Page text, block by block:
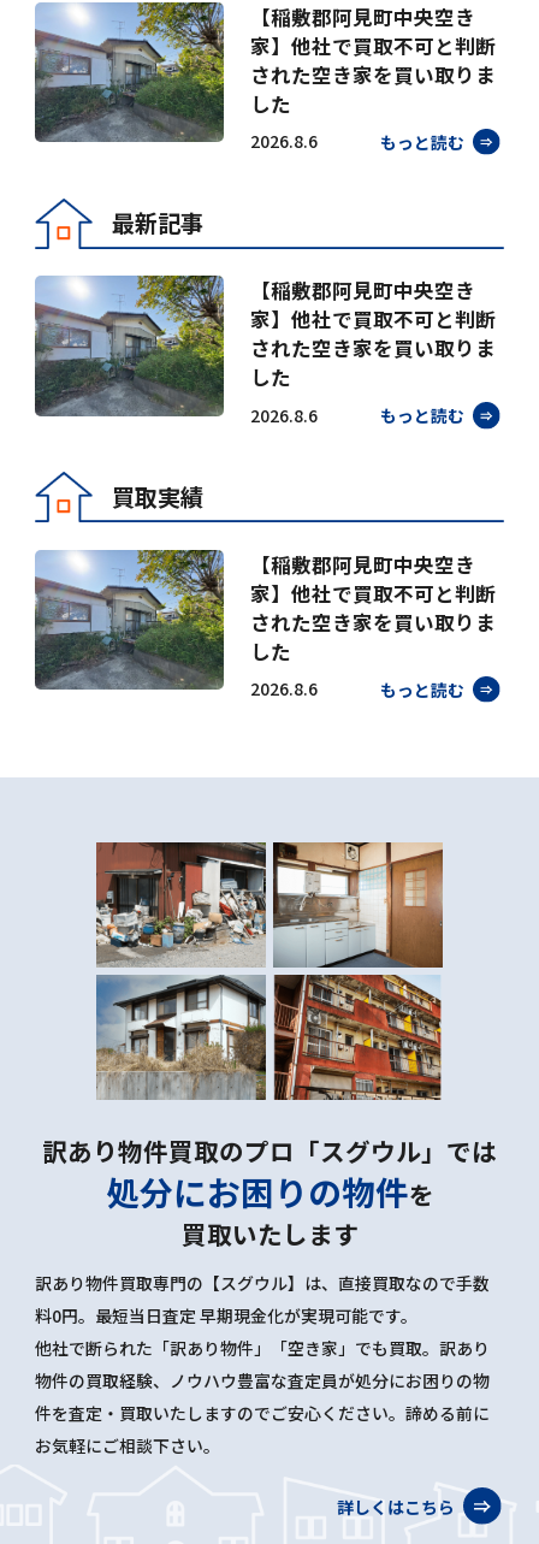
【稲敷郡阿見町中央空き
家】他社で買取不可と判断
された空き家を買い取りま
した
2026.8.6 もっと読む
最新記事
【稲敷郡阿見町中央空き
家】他社で買取不可と判断
された空き家を買い取りま
した
2026.8.6 もっと読む
買取実績
【稲敷郡阿見町中央空き
家】他社で買取不可と判断
された空き家を買い取りま
した
2026.8.6 もっと読む
訳あり物件買取のプロ「スグウル」では
処分にお困りの物件を
買取いたします
訳あり物件買取専門の【スグウル】は、直接買取なので手数
料0円。最短当日査定 早期現金化が実現可能です。
他社で断られた「訳あり物件」「空き家」でも買取。訳あり
物件の買取経験、ノウハウ豊富な査定員が処分にお困りの物
件を査定・買取いたしますのでご安心ください。諦める前に
お気軽にご相談下さい。
詳しくはこちら